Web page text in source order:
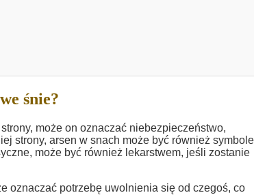
śnie?
może on oznaczać niebezpieczeństwo,
strony, arsen w snach może być również
może być również lekarstwem, jeśli zostanie
oznaczać potrzebę uwolnienia się od czegoś, co